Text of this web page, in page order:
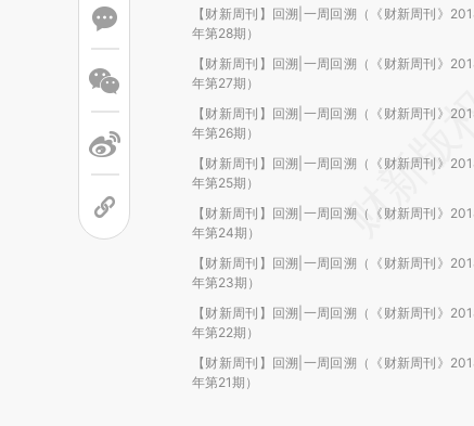
【财新周刊】回溯|一周回溯（《财新周刊》
年第28期）
【财新周刊】回溯|一周回溯（《财新周刊》
年第27期）
【财新周刊】回溯|一周回溯（《财新周刊》
年第26期）
【财新周刊】回溯|一周回溯（《财新周刊》
年第25期）
【财新周刊】回溯|一周回溯（《财新周刊》
年第24期）
【财新周刊】回溯|一周回溯（《财新周刊》
年第23期）
【财新周刊】回溯|一周回溯（《财新周刊》
年第22期）
【财新周刊】回溯|一周回溯（《财新周刊》
年第21期）